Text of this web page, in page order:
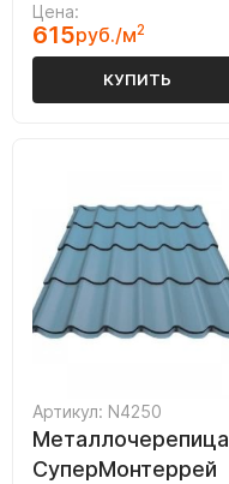
Цена:
615руб./м2
КУПИТЬ
Артикул: N4250
Металлочерепица
СуперМонтеррей